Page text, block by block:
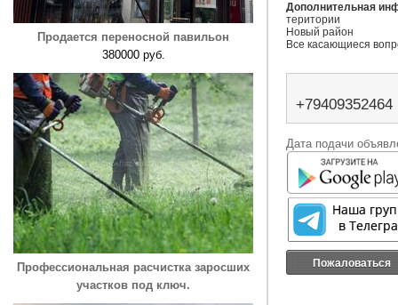
Продается переносной павильон
380000 руб.
Профессиональная расчистка заросших
участков под ключ.
Дополнительная
територии
Новый район
Все касающиеся
+79409352464
Дата подачи
Пожаловаться